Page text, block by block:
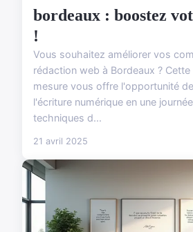
bordeaux : boostez
!
Vous souhaitez améliorer vos
rédaction web à Bordeaux ?
mesure vous offre l'opportunité
l'écriture numérique en une
techniques d...
21 avril 2025